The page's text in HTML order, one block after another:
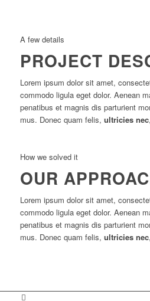
A few details
PROJECT
Lorem ipsum dolor sit amet,
commodo ligula eget dolor. Aenean
penatibus et magnis dis parturient
mus. Donec quam felis, ultricies nec
How we solved it
OUR
Lorem ipsum dolor sit amet,
commodo ligula eget dolor. Aenean
penatibus et magnis dis parturient
mus. Donec quam felis, ultricies nec